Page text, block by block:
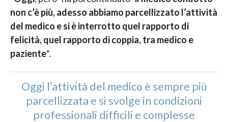
non c’è più, adesso abbiamo parcellizzato l’attività
del medico e si è interrotto quel rapporto di
felicità, quel rapporto di coppia, tra medico e
paziente“.
Oggi l’attività del medico è sempre più
parcellizzata e si svolge in condizioni
professionali difficili e complesse